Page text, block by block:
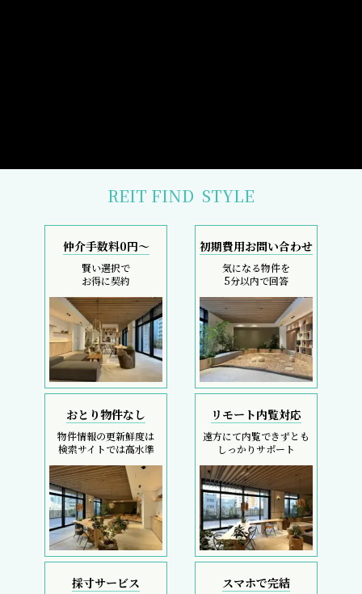
REIT FIND STYLE
仲介手数料0円～
賢い選択で
お得に契約
初期費用お問い合わせ
気になる物件を
5分以内で回答
おとり物件なし
物件情報の更新鮮度は
検索サイトでは高水準
リモート内覧対応
遠方にて内覧できずとも
しっかりサポート
採寸サービス スマホで完結